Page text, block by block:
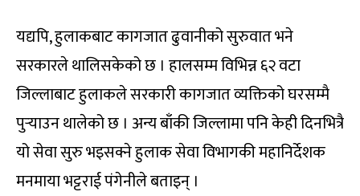
यद्यपि, हुलाकबाट कागजात ढुवानीको सुरुवात भने
सरकारले थालिसकेको छ । हालसम्म विभिन्न ६२ वटा
जिल्लाबाट हुलाकले सरकारी कागजात व्यक्तिको घरसम्मै
पुर्‍याउन थालेको छ । अन्य बाँकी जिल्लामा पनि केही दिनभित्रै
यो सेवा सुरु भइसक्ने हुलाक सेवा विभागकी महानिर्देशक
मनमाया भट्टराई पंगेनीले बताइन् ।